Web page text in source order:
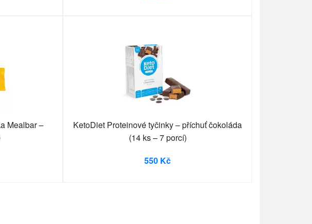
Mealbar –
KetoDiet Proteinové tyčinky – příchuť čokoláda
(14 ks – 7 porcí)
550 Kč